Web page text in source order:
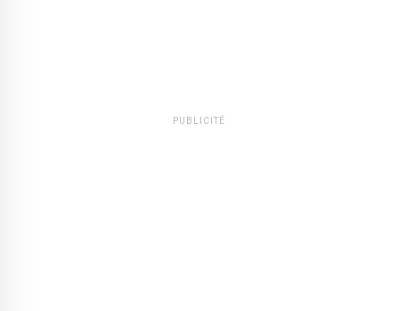
PUBLICITÉ